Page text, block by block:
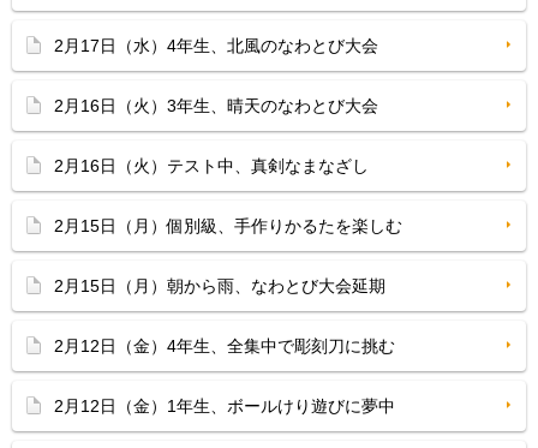
2月17日（水）4年生、北風のなわとび大会
2月16日（火）3年生、晴天のなわとび大会
2月16日（火）テスト中、真剣なまなざし
2月15日（月）個別級、手作りかるたを楽しむ
2月15日（月）朝から雨、なわとび大会延期
2月12日（金）4年生、全集中で彫刻刀に挑む
2月12日（金）1年生、ボールけり遊びに夢中